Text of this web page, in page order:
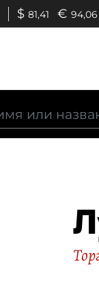
$ 81,41 € 94,06